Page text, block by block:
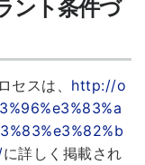
ント条件づ
セスは、 http://o
に詳しく掲載され